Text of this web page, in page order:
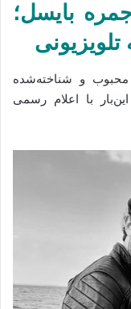
بایسل؛
محبوب و شناخته‌شده
با اعلام رسمی